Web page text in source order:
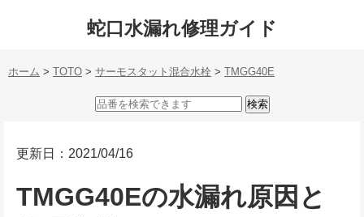
蛇口水漏れ修理ガイド
ホーム > TOTO > サーモスタット混合水栓 > TMGG40E
更新日：2021/04/16
TMGG40Eの水漏れ原因と